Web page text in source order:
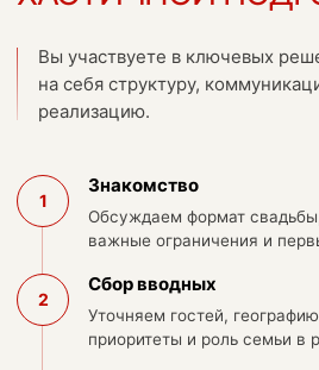
Вы участвуете в ключевых
на себя структуру,
реализацию.
1
Знакомство
Обсуждаем формат
важные ограничения и
2
Сбор вводных
Уточняем гостей,
приоритеты и роль семьи в